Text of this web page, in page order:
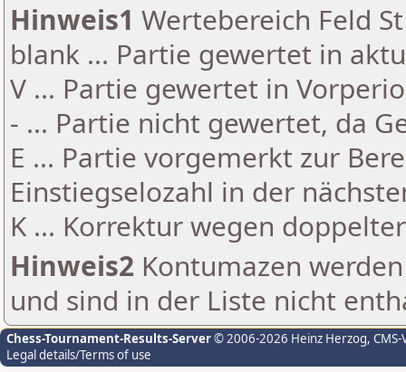
Hinweis1 Wertebereich Feld
blank ... Partie gewertet in
V ... Partie gewertet in
- ... Partie nicht gewertet, da
E ... Partie vorgemerkt zur
Einstiegselozahl in der
K ... Korrektur wegen
Hinweis2 Kontumazen
und sind in der Liste nicht
Chess-Tournament-Results-Server© 2006-2026 Heinz Herzog,
Legal details/Terms of use